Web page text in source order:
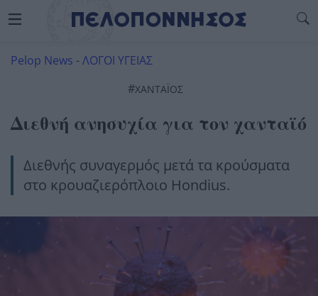
Pelop News -ΛΟΓΟΙ ΥΓΕΙΑΣ
#ΧΑΝΤΑΪΌΣ
Διεθνή ανησυχία για τον χανταϊό
Διεθνής συναγερμός μετά τα κρούσματα
στο κρουαζιερόπλοιο Hondius.